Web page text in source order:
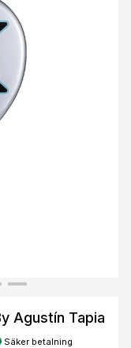
Agustín Tapia
Säker betalning